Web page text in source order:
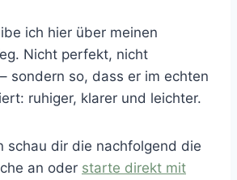
ich hier über meinen
Nicht perfekt, nicht
sondern so, dass er im echten
ruhiger, klarer und leichter.
schau dir die nachfolgend die
an oder starte direkt mit